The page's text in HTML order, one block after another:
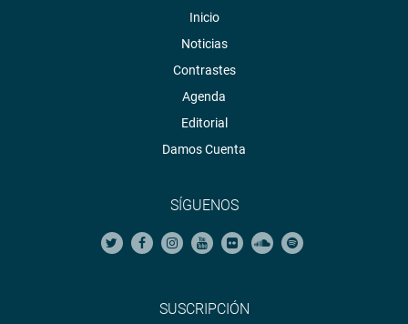
Inicio
Noticias
Contrastes
Agenda
Editorial
Damos Cuenta
SÍGUENOS
SUSCRIPCIÓN